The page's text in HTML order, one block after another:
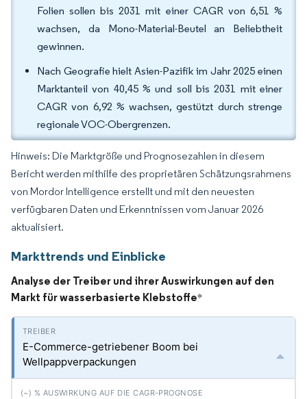
Folien sollen bis 2031 mit einer CAGR von 6,51 %
wachsen, da Mono-Material-Beutel an Beliebtheit
gewinnen.
Nach Geografie hielt Asien-Pazifik im Jahr 2025 einen
Marktanteil von 40,45 % und soll bis 2031 mit einer
CAGR von 6,92 % wachsen, gestützt durch strenge
regionale VOC-Obergrenzen.
Hinweis: Die Marktgröße und Prognosezahlen in diesem
Bericht werden mithilfe des proprietären Schätzungsrahmens
von Mordor Intelligence erstellt und mit den neuesten
verfügbaren Daten und Erkenntnissen vom Januar 2026
aktualisiert.
Markttrends und Einblicke
Analyse der Treiber und ihrer Auswirkungen auf den
Markt für wasserbasierte Klebstoffe*
E-Commerce-getriebener Boom bei
Wellpappverpackungen